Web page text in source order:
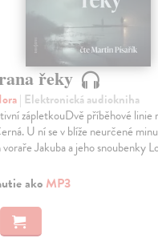
řeky
| Elektronická audiokniha
zápletkouDvě příběhové linie
U ní se v blíže neurčené
Jakuba a jeho snoubenky
ako MP3